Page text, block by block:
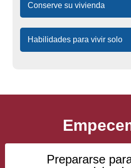
Conserve su vivienda
Habilidades para vivir solo
Prepararse